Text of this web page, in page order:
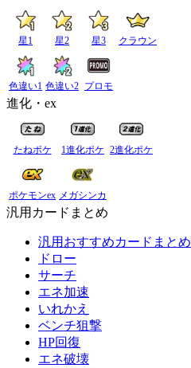
星1 星2 星3 クラウン
色違い1 色違い2 プロモ
進化・ex
たねポケ 1進化ポケ 2進化ポケ
ポケモンex メガシンカ
汎用カードまとめ
汎用おすすめカードまとめ
ドロー
サーチ
エネ加速
いれかえ
ベンチ狙撃
HP回復
エネ破壊